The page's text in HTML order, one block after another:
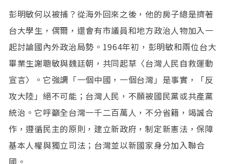
彭明敏何以被捕？從海外回來之後，他的房子總是擠著
台大學生，偶爾，還會有市議員和地方政治人物加入一
起討論國內外政治局勢。1964年初，彭明敏和兩位台大
畢業生謝聰敏與魏廷朝，共同起草〈台灣人民自救運動
宣言〉。它強調「一個中國，一個台灣」是事實，「反
攻大陸」絕不可能；台灣人民，不願被國民黨或共產黨
統治。它呼籲全台灣一千二百萬人，不分省籍，竭誠合
作，遵循民主的原則，建立新政府，制定新憲法，保障
基本人權與獨立司法；台灣並以新國家身分加入聯合
國。